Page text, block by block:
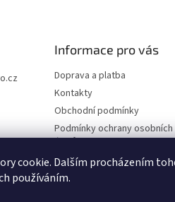
cookie. Dalším procházením
používáním.
Informace pro vás
Doprava a platba
Kontakty
Obchodní podmínky
Podmínky ochrany osobních
údajů